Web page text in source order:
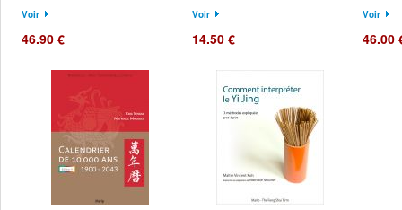
Voir
46.90 €
Voir
14.50 €
Voir
46.00